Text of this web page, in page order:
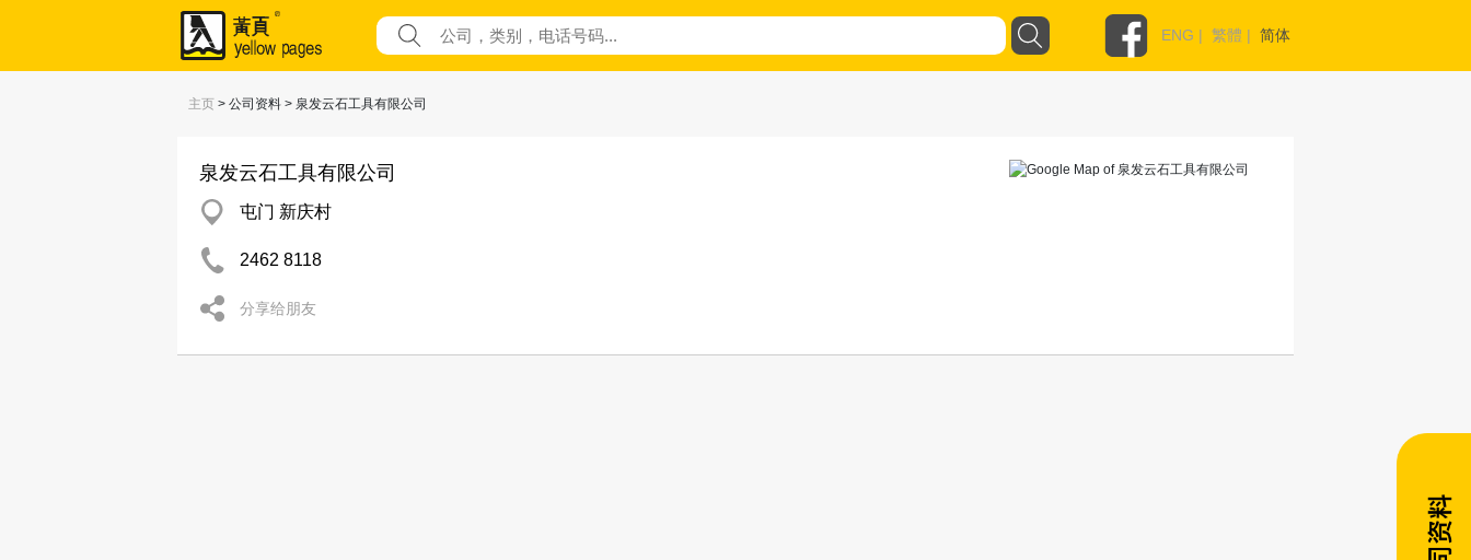
ENG | 繁體 | 简体
主页 > 公司资料 > 泉发云石工具有限公司
泉发云石工具有限公司
屯门 新庆村
2462 8118
分享给朋友